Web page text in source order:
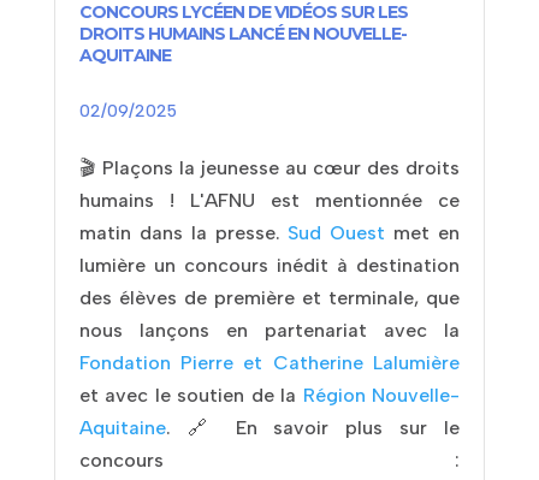
CONCOURS LYCÉEN DE VIDÉOS SUR LES
DROITS HUMAINS LANCÉ EN NOUVELLE-
AQUITAINE
🎬 Plaçons la jeunesse au cœur des droits
humains ! L'AFNU est mentionnée ce
matin dans la presse. Sud Ouest met en
lumière un concours inédit à destination
des élèves de première et terminale, que
nous lançons en partenariat avec la
Fondation Pierre et Catherine Lalumière
et avec le soutien de la Région Nouvelle-
Aquitaine. 🔗 En savoir plus sur le
concours :
02/09/2025